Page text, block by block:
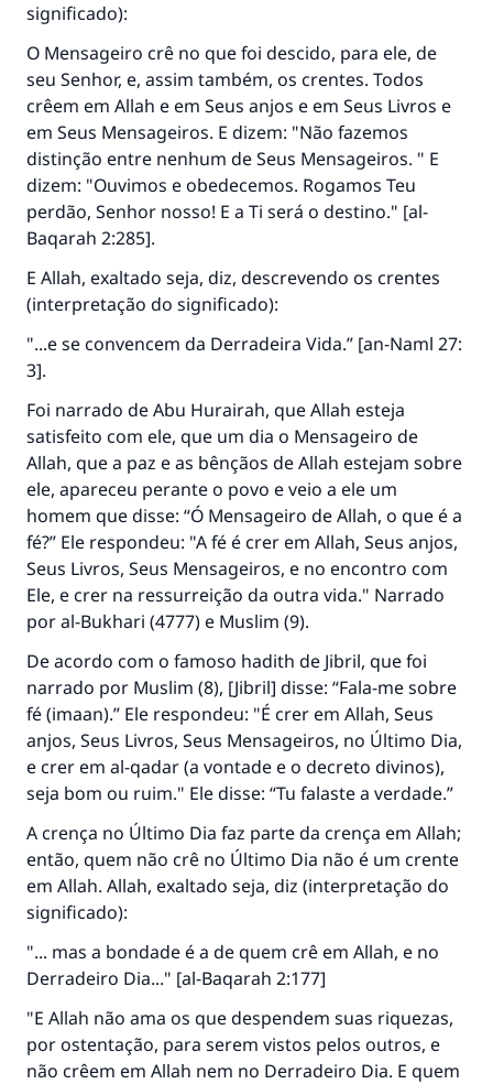
significado):
O Mensageiro crê no que foi descido, para ele, de
seu Senhor, e, assim também, os crentes. Todos
crêem em Allah e em Seus anjos e em Seus Livros e
em Seus Mensageiros. E dizem: "Não fazemos
distinção entre nenhum de Seus Mensageiros. " E
dizem: "Ouvimos e obedecemos. Rogamos Teu
perdão, Senhor nosso! E a Ti será o destino." [al-
Baqarah 2:285].
E Allah, exaltado seja, diz, descrevendo os crentes
(interpretação do significado):
"...e se convencem da Derradeira Vida.” [an-Naml 27:
3].
Foi narrado de Abu Hurairah, que Allah esteja
satisfeito com ele, que um dia o Mensageiro de
Allah, que a paz e as bênçãos de Allah estejam sobre
ele, apareceu perante o povo e veio a ele um
homem que disse: “Ó Mensageiro de Allah, o que é a
fé?” Ele respondeu: "A fé é crer em Allah, Seus anjos,
Seus Livros, Seus Mensageiros, e no encontro com
Ele, e crer na ressurreição da outra vida." Narrado
por al-Bukhari (4777) e Muslim (9).
De acordo com o famoso hadith de Jibril, que foi
narrado por Muslim (8), [Jibril] disse: “Fala-me sobre
fé (imaan).” Ele respondeu: "É crer em Allah, Seus
anjos, Seus Livros, Seus Mensageiros, no Último Dia,
e crer em al-qadar (a vontade e o decreto divinos),
seja bom ou ruim." Ele disse: “Tu falaste a verdade.”
A crença no Último Dia faz parte da crença em Allah;
então, quem não crê no Último Dia não é um crente
em Allah. Allah, exaltado seja, diz (interpretação do
significado):
"... mas a bondade é a de quem crê em Allah, e no
Derradeiro Dia..." [al-Baqarah 2:177]
"E Allah não ama os que despendem suas riquezas,
por ostentação, para serem vistos pelos outros, e
não crêem em Allah nem no Derradeiro Dia. E quem